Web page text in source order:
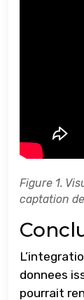
Figure 1.
captation
donnees
pourrait